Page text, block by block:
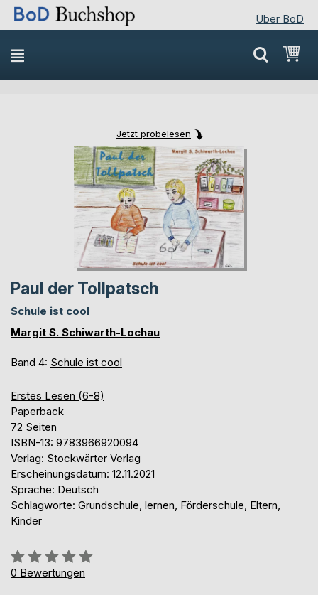
Über BoD
Direkt
zum
Inhalt
Jetzt probelesen
Skip
to
the
end
of
the
images
gallery
Skip
to
the
beginning
of
the
images
gallery
Paul der Tollpatsch
Schule ist cool
Margit S. Schiwarth-Lochau
Band 4: Schule ist cool
Erstes Lesen (6-8)
Paperback
72 Seiten
ISBN-13: 9783966920094
Verlag: Stockwärter Verlag
Erscheinungsdatum: 12.11.2021
Sprache: Deutsch
Schlagworte: Grundschule, lernen, Förderschule, Eltern,
Kinder
Bewertung::
0%
0 Bewertungen